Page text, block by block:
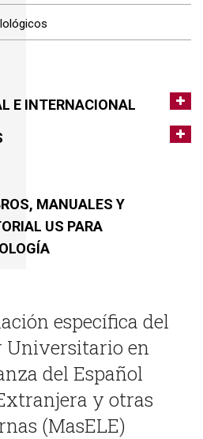
E INTERNACIONAL
MANUALES Y
US PARA
específica del
Universitario en
del Español
y otras
(MasELE)